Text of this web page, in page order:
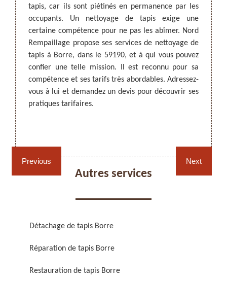
ARTISAN DEZITTER , REMPAILLAGE -
CANNAGE - RECOLLAGE, 59 NORD
chaises et sièges 59
Cannage fauteuil, chaises
et sièges 59
chaise et siège 59
Previous
de
un
et
devis
!
n’en
tapis, car ils sont piétinés en permanence par les
occupants. Un nettoyage de tapis exige une
certaine compétence pour ne pas les abîmer. Nord
Rempaillage propose ses services de nettoyage de
tapis à Borre, dans le 59190, et à qui vous pouvez
confier une telle mission. Il est reconnu pour sa
compétence et ses tarifs très abordables. Adressez-
vous à lui et demandez un devis pour découvrir ses
pratiques tarifaires.
qui
les
des
tapis
vous
vous
Next
Autres services
Détachage de tapis Borre
Réparation de tapis Borre
Restauration de tapis Borre